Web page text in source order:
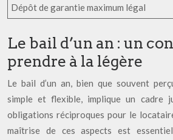
Dépôt de garantie maximum légal
Le bail d’un an : un
prendre à la légère
Le bail d’un an, bien que souvent
simple et flexible, implique un cadre
obligations réciproques pour le
maîtrise de ces aspects est